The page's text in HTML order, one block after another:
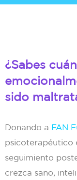
¿Sabes
sido
Donando a FAN
psicoterapéutico
seguimiento
crezca sano,